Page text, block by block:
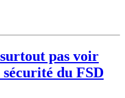
pas voir
sécurité du FSD